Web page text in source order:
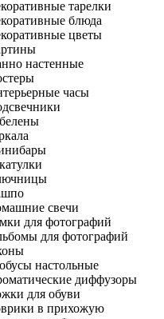
тарелки
блюда
цветы
настенные
часы
свечи
для фотографий
для фотографий
настольные
диффузоры
для обуви
в прихожую